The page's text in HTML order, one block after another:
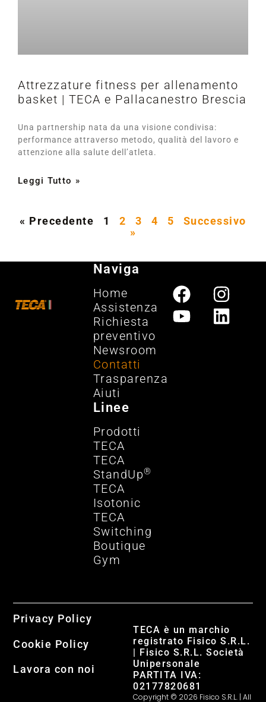
Attrezzature fitness per allenamento
basket | TECA e Pallacanestro Brescia
Una partnership nata da una visione condivisa:
performance attraverso metodo, qualità del lavoro e
attenzione alla salute dell’atleta.
Leggi Tutto »
« Precedente 1 2 3 4 5
Successivo
»
Naviga
Home
Assistenza
Richiesta
preventivo
Newsroom
Contatti
Trasparenza
Aiuti
Linee
Prodotti
TECA
TECA
StandUp®
TECA
Isotonic
TECA
Switching
Boutique
Gym
TECA è un marchio
registrato Fisico S.R.L.
| Fisico S.R.L. Società
Unipersonale
PARTITA IVA:
02177820681
Copyright © 2026 Fisico S.R.L. | All
Privacy Policy
Cookie Policy
Lavora con noi